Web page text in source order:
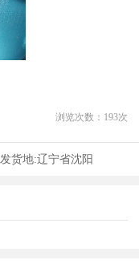
浏览次数： 193次
发货地:辽宁省沈阳